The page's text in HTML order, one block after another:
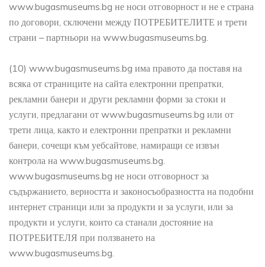
www.bugasmuseums.bg не носи отговорност и не е страна
по договори, сключени между ПОТРЕБИТЕЛИТЕ и трети
страни – партньори на www.bugasmuseums.bg.
(10) www.bugasmuseums.bg има правото да поставя на
всяка от страниците на сайта електронни препратки,
рекламни банери и други рекламни форми за стоки и
услуги, предлагани от www.bugasmuseums.bg или от
трети лица, както и електронни препратки и рекламни
банери, сочещи към уебсайтове, намиращи се извън
контрола на www.bugasmuseums.bg.
www.bugasmuseums.bg не носи отговорност за
съдържанието, верността и законосъобразността на подобни
интернет страници или за продукти и за услуги, или за
продукти и услуги, които са станали достояние на
ПОТРЕБИТЕЛЯ при ползването на
www.bugasmuseums.bg.